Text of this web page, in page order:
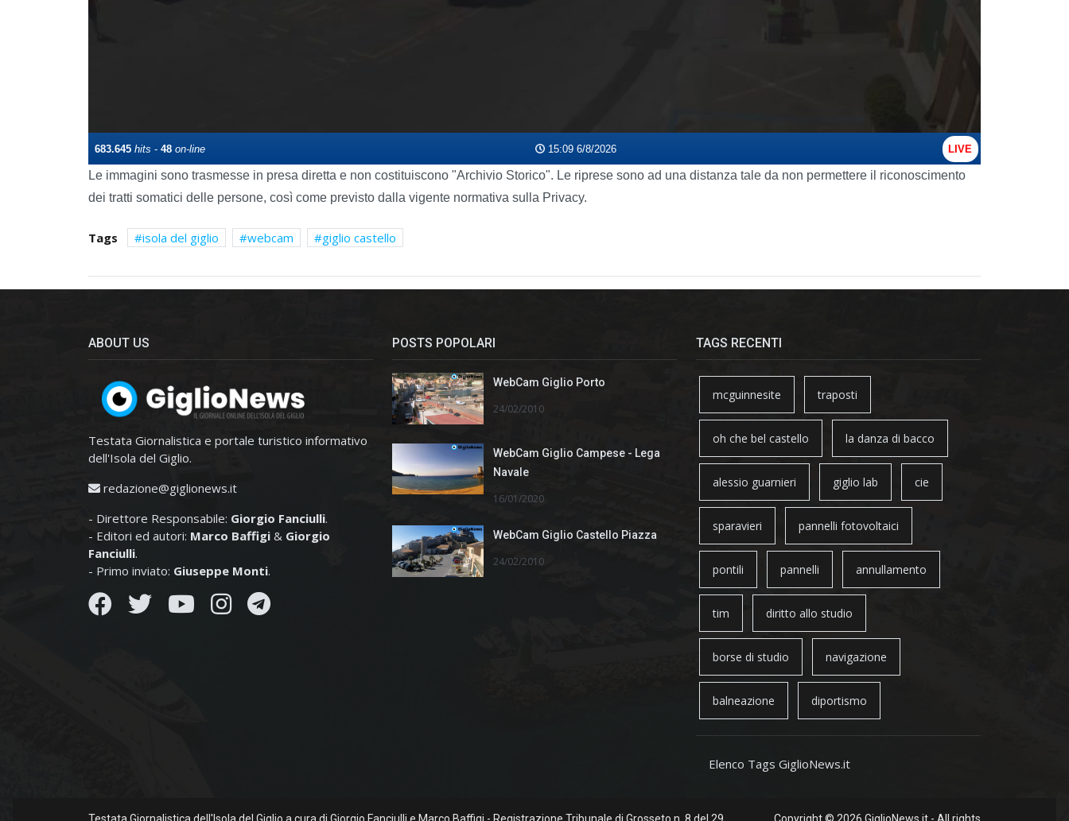
Le immagini sono trasmesse in presa diretta e non costituiscono "Archivio Storico". Le riprese sono ad una distanza tale da non permettere il riconoscimento
dei tratti somatici delle persone, così come previsto dalla vigente normativa sulla Privacy.
Tags isola del giglio webcam giglio castello
ABOUT US
Testata Giornalistica e portale turistico informativo
dell'Isola del Giglio.
redazione@giglionews.it
- Direttore Responsabile: Giorgio Fanciulli.
- Editori ed autori: Marco Baffigi & Giorgio
Fanciulli.
- Primo inviato: Giuseppe Monti.
POSTS POPOLARI
WebCam Giglio Porto
24/02/2010
WebCam Giglio Campese - Lega
Navale
16/01/2020
WebCam Giglio Castello Piazza
24/02/2010
TAGS RECENTI
mcguinnesite traposti
oh che bel castello la danza di bacco
alessio guarnieri giglio lab cie
sparavieri pannelli fotovoltaici
pontili pannelli annullamento
tim diritto allo studio
borse di studio navigazione
balneazione diportismo
Elenco Tags GiglioNews.it